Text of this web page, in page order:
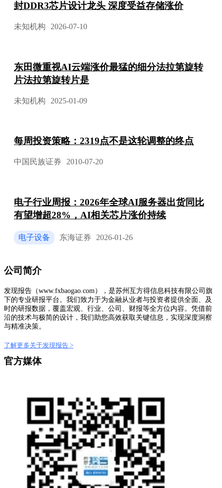
封DDR3芯片设计龙头 深度受益存储涨价
未知机构 2026-07-10
东田微重视AI云端涨价最猛的细分法拉第旋转
片法拉第旋转片是
未知机构 2025-01-09
每周投资策略：2319点不是这轮调整的终点
中国民族证券 2010-07-20
电子行业周报：2026年全球AI服务器出货同比
有望增超28%，AI相关芯片涨价持续
电子设备 东海证券 2026-01-26
公司简介
发现报告（www.fxbaogao.com），是苏州互方得信息科技有限公司旗
下的专业研报平台。我们致力于为金融从业者与投资者提供全面、及
时的研报数据，覆盖宏观、行业、公司、财报等全方位内容。凭借前
沿的技术与极简的设计，我们助您高效获取关键信息，实现深度洞察
与精准决策。
了解更多关于发现报告 >
官方媒体